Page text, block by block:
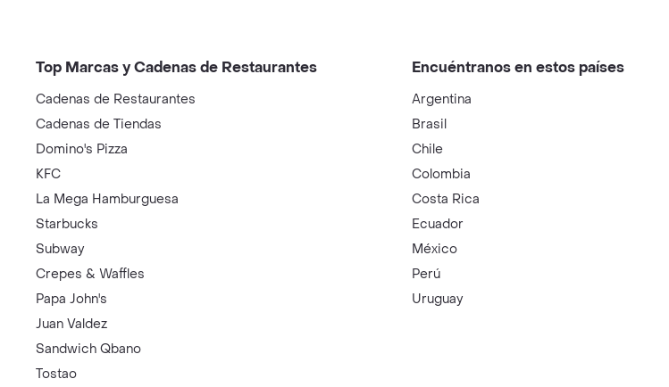
Top Marcas y Cadenas de Restaurantes
Cadenas de Restaurantes
Cadenas de Tiendas
Domino's Pizza
KFC
La Mega Hamburguesa
Starbucks
Subway
Crepes & Waffles
Papa John's
Juan Valdez
Sandwich Qbano
Tostao
Encuéntranos en estos países
Argentina
Brasil
Chile
Colombia
Costa Rica
Ecuador
México
Perú
Uruguay